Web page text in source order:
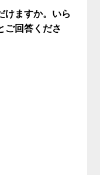
けますか。いら
ご回答くださ